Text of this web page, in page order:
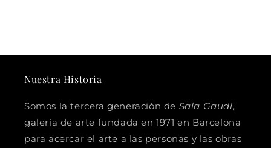
Nuestra Historia
Somos la tercera generación de Sala Gaudí,
galería de arte fundada en 1971 en Barcelona
para acercar el arte a las personas y las obras